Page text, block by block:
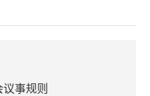
事规则